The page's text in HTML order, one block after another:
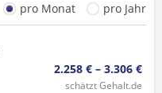
pro Monat
pro Jahr
2.258 € – 3.306 €
schätzt Gehalt.de